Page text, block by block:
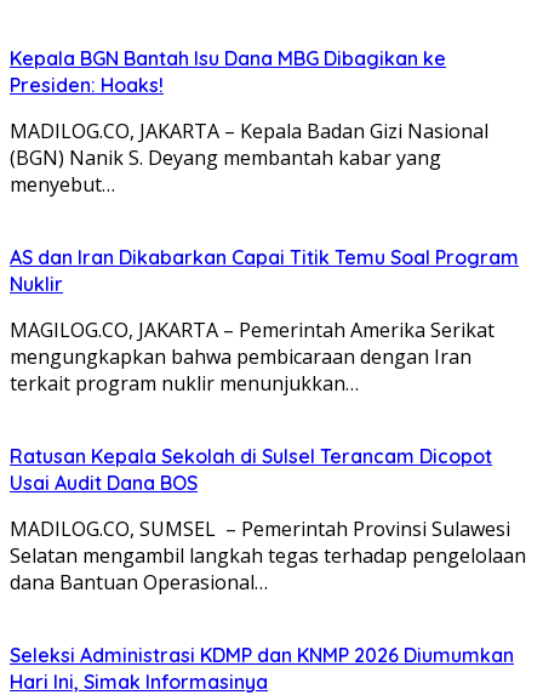
Kepala BGN Bantah Isu Dana MBG Dibagikan ke
Presiden: Hoaks!
MADILOG.CO, JAKARTA – Kepala Badan Gizi Nasional
(BGN) Nanik S. Deyang membantah kabar yang
menyebut…
AS dan Iran Dikabarkan Capai Titik Temu Soal Program
Nuklir
MAGILOG.CO, JAKARTA – Pemerintah Amerika Serikat
mengungkapkan bahwa pembicaraan dengan Iran
terkait program nuklir menunjukkan…
Ratusan Kepala Sekolah di Sulsel Terancam Dicopot
Usai Audit Dana BOS
MADILOG.CO, SUMSEL – Pemerintah Provinsi Sulawesi
Selatan mengambil langkah tegas terhadap pengelolaan
dana Bantuan Operasional…
Seleksi Administrasi KDMP dan KNMP 2026 Diumumkan
Hari Ini, Simak Informasinya